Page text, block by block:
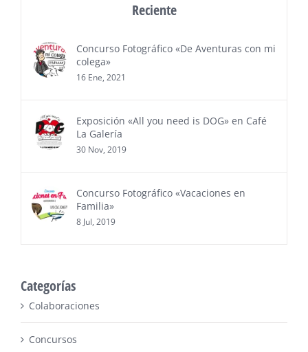
Reciente
Concurso Fotográfico «De Aventuras con mi
colega»
16 Ene, 2021
Exposición «All you need is DOG» en Café
La Galería
30 Nov, 2019
Concurso Fotográfico «Vacaciones en
Familia»
8 Jul, 2019
Categorías
Colaboraciones
Concursos